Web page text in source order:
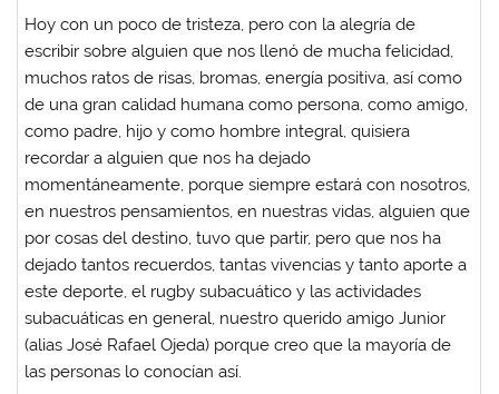
Hoy con un poco de tristeza, pero con la alegría de
escribir sobre alguien que nos llenó de mucha felicidad,
muchos ratos de risas, bromas, energía positiva, así como
de una gran calidad humana como persona, como amigo,
como padre, hijo y como hombre integral, quisiera
recordar a alguien que nos ha dejado
momentáneamente, porque siempre estará con nosotros,
en nuestros pensamientos, en nuestras vidas, alguien que
por cosas del destino, tuvo que partir, pero que nos ha
dejado tantos recuerdos, tantas vivencias y tanto aporte a
este deporte, el rugby subacuático y las actividades
subacuáticas en general, nuestro querido amigo Junior
(alias José Rafael Ojeda) porque creo que la mayoría de
las personas lo conocían así.